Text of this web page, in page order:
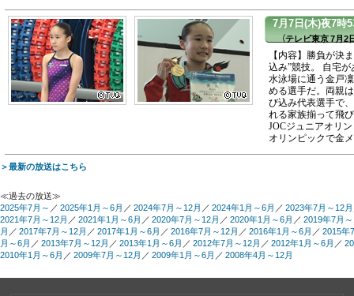
7月7日(木)夜7時
（テレビ東京 7月2
【内容】勝負が決
込み”競技。 自宅
水泳場に通う金戸
める選手だ。両親
び込み代表選手で
れる家族揃って飛
JOCジュニアオリ
オリンピックで金
＞最新の放送はこちら
≪過去の放送≫
2025年7月～ ／ 2025年1月～6月 ／ 2024年7月～12月 ／ 2024年1月～6月 ／ 2023年7月～12月
2021年7月～12月 ／ 2021年1月～6月 ／ 2020年7月～12月 ／ 2020年1月～6月 ／ 2019年7月
月 ／ 2017年7月～12月 ／ 2017年1月～6月 ／ 2016年7月～12月 ／ 2016年1月～6月 ／ 2015年
月～6月 ／ 2013年7月～12月 ／ 2013年1月～6月 ／ 2012年7月～12月 ／ 2012年1月～6月 ／
2010年1月～6月 ／ 2009年7月～12月 ／ 2009年1月～6月 ／ 2008年4月～12月